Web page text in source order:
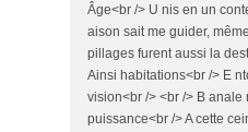
Âge<br /> U nis en un
aison sait me guider,
pillages furent aussi la
Ainsi habitations<br /> E
vision<br /> <br /> B anale
puissance<br /> A cette